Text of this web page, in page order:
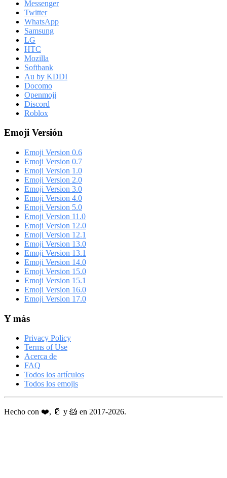
Messenger
Twitter
WhatsApp
Samsung
LG
HTC
Mozilla
Softbank
Au by KDDI
Docomo
Openmoji
Discord
Roblox
Emoji Versión
Emoji Version 0.6
Emoji Version 0.7
Emoji Version 1.0
Emoji Version 2.0
Emoji Version 3.0
Emoji Version 4.0
Emoji Version 5.0
Emoji Version 11.0
Emoji Version 12.0
Emoji Version 12.1
Emoji Version 13.0
Emoji Version 13.1
Emoji Version 14.0
Emoji Version 15.0
Emoji Version 15.1
Emoji Version 16.0
Emoji Version 17.0
Y más
Privacy Policy
Terms of Use
Acerca de
FAQ
Todos los artículos
Todos los emojis
Hecho con ❤️, 🥛 y 🐹 en 2017-2026.